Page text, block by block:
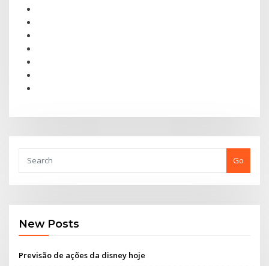
Go
New Posts
Previsão de ações da disney hoje